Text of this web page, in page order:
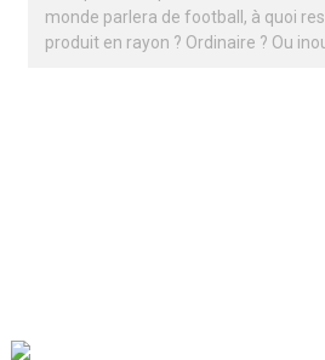
monde parlera de football, à quoi
produit en rayon ? Ordinaire ? Ou